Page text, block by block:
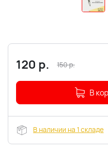
120 р. 150р.
В
В наличии на 1 складе